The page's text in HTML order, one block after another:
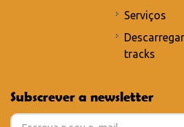
Serviços
Descarregar
tracks
Subscrever a newsletter